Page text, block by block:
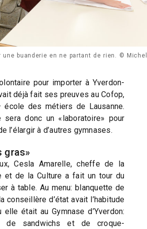
une buanderie en ne partant de rien. © Michel
pour importer à Yverdon-
déjà fait ses preuves au Cofop,
école des métiers de Lausanne.
sera donc un «laboratoire» pour
l’élargir à d’autres gymnases.
gras»
Cesla Amarelle, cheffe de la
et de la Culture a fait un tour du
à table. Au menu: blanquette de
conseillère d’état avait l’habitude
était au Gymnase d’Yverdon:
de sandwichs et de croque-